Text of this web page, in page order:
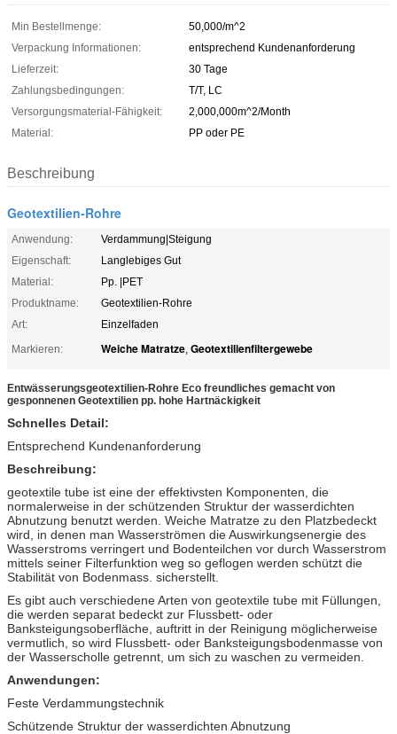
Min Bestellmenge:
50,000/m^2
Verpackung Informationen:
entsprechend Kundenanforderung
Lieferzeit:
30 Tage
Zahlungsbedingungen:
T/T, LC
Versorgungsmaterial-Fähigkeit:
2,000,000m^2/Month
Material:
PP oder PE
Beschreibung
Geotextilien-Rohre
Anwendung:
Verdammung|Steigung
Eigenschaft:
Langlebiges Gut
Material:
Pp. |PET
Produktname:
Geotextilien-Rohre
Art:
Einzelfaden
Markieren:
Weiche Matratze, Geotextilienfiltergewebe
Entwässerungsgeotextilien-Rohre Eco freundliches gemacht von
gesponnenen Geotextilien pp. hohe Hartnäckigkeit
Schnelles Detail:
Entsprechend Kundenanforderung
Beschreibung:
geotextile tube ist eine der effektivsten Komponenten, die
normalerweise in der schützenden Struktur der wasserdichten
Abnutzung benutzt werden. Weiche Matratze zu den Platzbedeckt
wird, in denen man Wasserströmen die Auswirkungsenergie des
Wasserstroms verringert und Bodenteilchen vor durch Wasserstrom
mittels seiner Filterfunktion weg so geflogen werden schützt die
Stabilität von Bodenmass. sicherstellt.
Es gibt auch verschiedene Arten von geotextile tube mit Füllungen,
die werden separat bedeckt zur Flussbett- oder
Banksteigungsoberfläche, auftritt in der Reinigung möglicherweise
vermutlich, so wird Flussbett- oder Banksteigungsbodenmasse von
der Wasserscholle getrennt, um sich zu waschen zu vermeiden.
Anwendungen:
Feste Verdammungstechnik
Schützende Struktur der wasserdichten Abnutzung